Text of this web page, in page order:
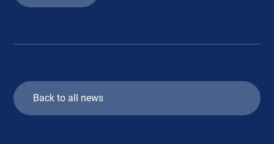
Back to all news